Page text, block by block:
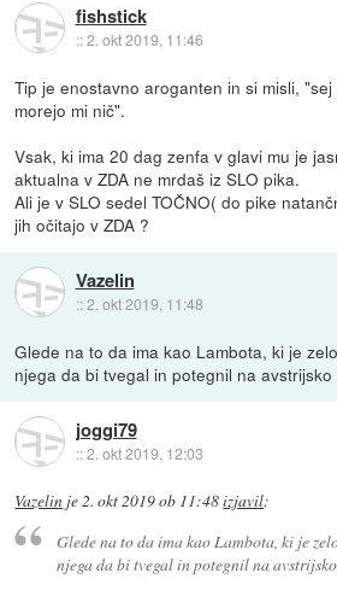
fishstick
::2. okt 2019, 11:46
Tip je enostavno aroganten in si misli,
morejo mi nič".
Vsak, ki ima 20 dag zenfa v glavi mu je
aktualna v ZDA ne mrdaš iz SLO pika.
Ali je v SLO sedel TOČNO( do pike
jih očitajo v ZDA ?
Vazelin
::2. okt 2019, 11:48
Glede na to da ima kao Lambota, ki je
njega da bi tvegal in potegnil na avstrijsko
joggi79
::2. okt 2019, 12:03
Vazelin je2. okt 2019 ob 11:48izjavil:
Glede na to da ima kao Lambota, ki je
njega da bi tvegal in potegnil na